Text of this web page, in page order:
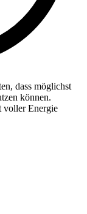
dass möglichst
können.
voller Energie